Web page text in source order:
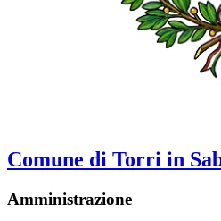
Comune di Torri in
Amministrazione